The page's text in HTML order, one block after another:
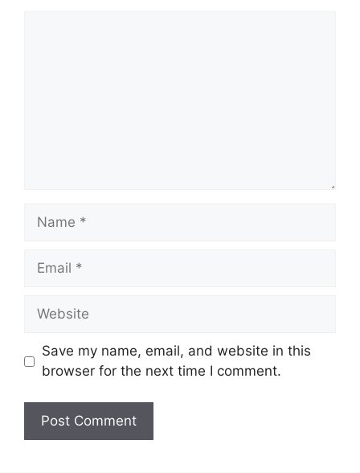
Name
Email
Website
Save my name, email, and website in this
browser for the next time I comment.